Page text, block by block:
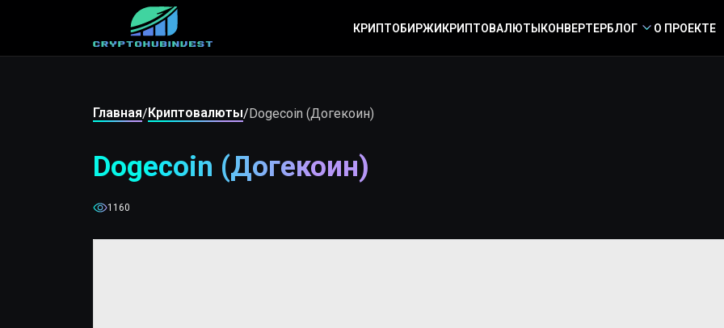
КРИПТОБИРЖИ КРИПТОВАЛЮТЫ КОНВЕРТЕРБЛОГ О ПРОЕКТЕ
Главная/Криптовалюты/Dogecoin (Догекоин)
Dogecoin (Догекоин)
1160